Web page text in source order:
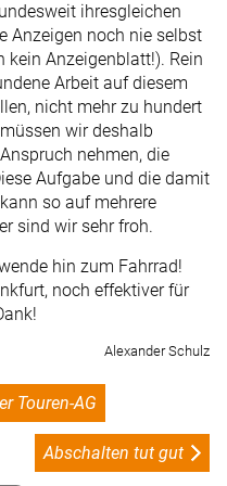
ihresgleichen
Anzeigen noch nie selbst
Anzeigenblatt!). Rein
Arbeit auf diesem
nicht mehr zu hundert
wir deshalb
nehmen, die
Aufgabe und die damit
so auf mehrere
sind wir sehr froh.
hin zum Fahrrad!
noch effektiver für
Alexander Schulz
Touren-AG
Abschalten tut gut